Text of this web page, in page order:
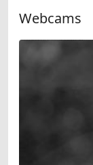
Webcams